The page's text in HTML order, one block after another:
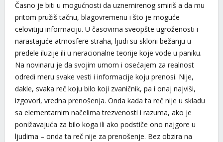
Časno je biti u mogućnosti da uznemirenog smiriš a da mu
pritom pružiš tačnu, blagovremenu i što je moguće
celovitiju informaciju. U časovima sveopšte ugroženosti i
narastajuće atmosfere straha, ljudi su skloni bežanju u
predele iluzije ili u neracionalne teorije koje vode u paniku.
Na novinaru je da svojim umom i osećajem za realnost
odredi meru svake vesti i informacije koju prenosi. Nije,
dakle, svaka reč koju bilo koji zvaničnik, pa i onaj najviši,
izgovori, vredna prenošenja. Onda kada ta reč nije u skladu
sa elementarnim načelima trezvenosti i razuma, ako je
ponižavajuća za bilo koga ili ako podstiče ono najgore u
ljudima – onda ta reč nije za prenošenje. Bez obzira na